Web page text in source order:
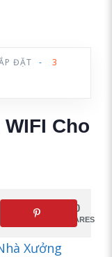
ĐẶT -
3
Cho
0
SHARES
Xưởng